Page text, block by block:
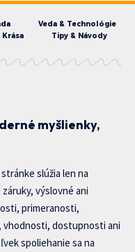
Veda & Technológie
Krása Tipy & Návody
myšlienky,
slúžia len na
výslovné ani
primeranosti,
dostupnosti ani
spoliehanie sa na